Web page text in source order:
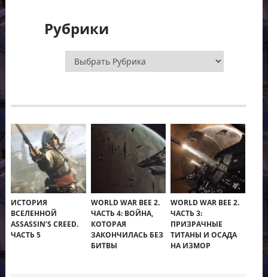
Рубрики
Рубрики
ИСТОРИЯ
ВСЕЛЕННОЙ
ASSASSIN’S CREED.
ЧАСТЬ 5
WORLD WAR BEE 2.
ЧАСТЬ 4: ВОЙНА,
КОТОРАЯ
ЗАКОНЧИЛАСЬ БЕЗ
БИТВЫ
WORLD WAR BEE 2.
ЧАСТЬ 3:
ПРИЗРАЧНЫЕ
ТИТАНЫ И ОСАДА
НА ИЗМОР